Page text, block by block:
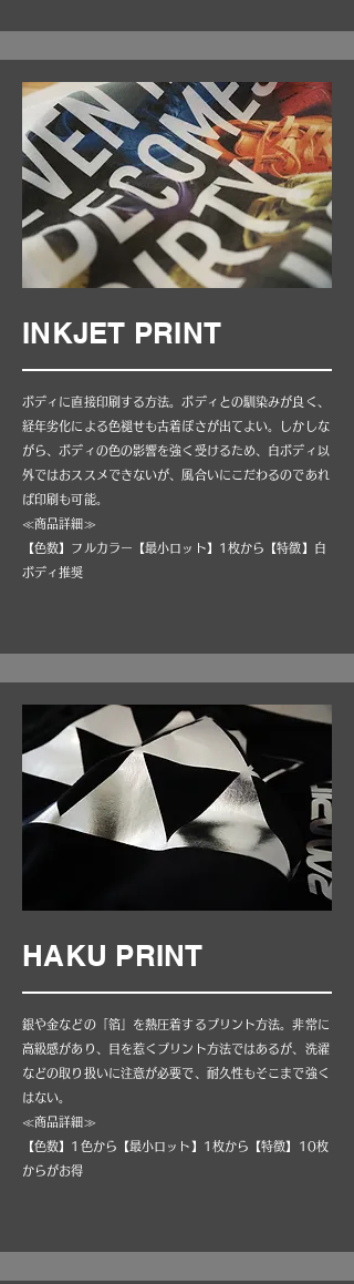
INKJET PRINT
ボディに直接印刷する方法。ボディとの馴染みが良く、
経年劣化による色褪せも古着ぽさが出てよい。しかしな
がら、ボディの色の影響を強く受けるため、白ボディ以
外ではおススメできないが、風合いにこだわるのであれ
ば印刷も可能。
≪商品詳細≫
【色数】フルカラー【最小ロット】1枚から【特徴】白
ボディ推奨
HAKU PRINT
銀や金などの「箔」を熱圧着するプリント方法。非常に
高級感があり、目を惹くプリント方法ではあるが、洗濯
などの取り扱いに注意が必要で、耐久性もそこまで強く
はない。
≪商品詳細≫
【色数】1色から【最小ロット】1枚から【特徴】10枚
からがお得